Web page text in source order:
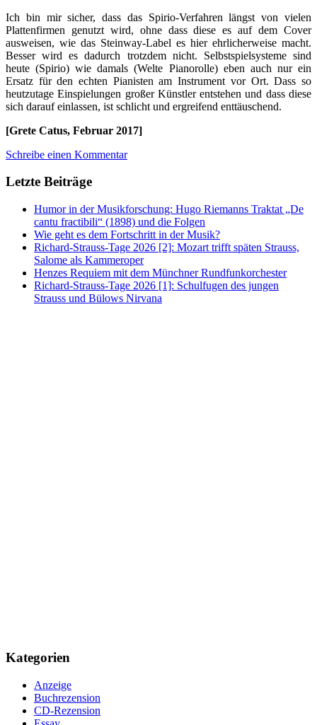
Ich bin mir sicher, dass das Spirio-Verfahren längst von vielen
Plattenfirmen genutzt wird, ohne dass diese es auf dem Cover
ausweisen, wie das Steinway-Label es hier ehrlicherweise macht.
Besser wird es dadurch trotzdem nicht. Selbstspielsysteme sind
heute (Spirio) wie damals (Welte Pianorolle) eben auch nur ein
Ersatz für den echten Pianisten am Instrument vor Ort. Dass so
heutzutage Einspielungen großer Künstler entstehen und dass diese
sich darauf einlassen, ist schlicht und ergreifend enttäuschend.
[Grete Catus, Februar 2017]
Schreibe einen Kommentar
Letzte Beiträge
Humor in der Musikforschung: Hugo Riemanns Traktat „De
cantu fractibili“ (1898) und die Folgen
Wie geht es dem Fortschritt in der Musik?
Richard-Strauss-Tage 2026 [2]: Mozart trifft späten Strauss,
Salome als Kammeroper
Henzes Requiem mit dem Münchner Rundfunkorchester
Richard-Strauss-Tage 2026 [1]: Schulfugen des jungen
Strauss und Bülows Nirvana
Kategorien
Anzeige
Buchrezension
CD-Rezension